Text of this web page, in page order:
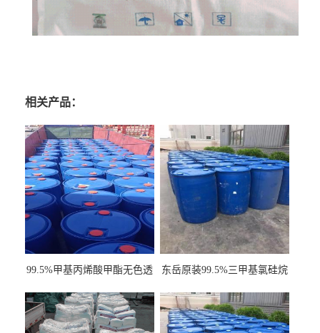
相关产品：
99.5%甲基丙烯酸甲酯无色透
东岳原装99.5%三甲基氯硅烷